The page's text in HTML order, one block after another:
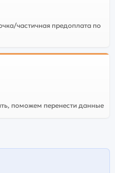
частичная предоплата по
поможем перенести данные